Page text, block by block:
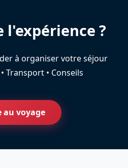
l'expérience ?
à organiser votre séjour
Transport • Conseils
au voyage